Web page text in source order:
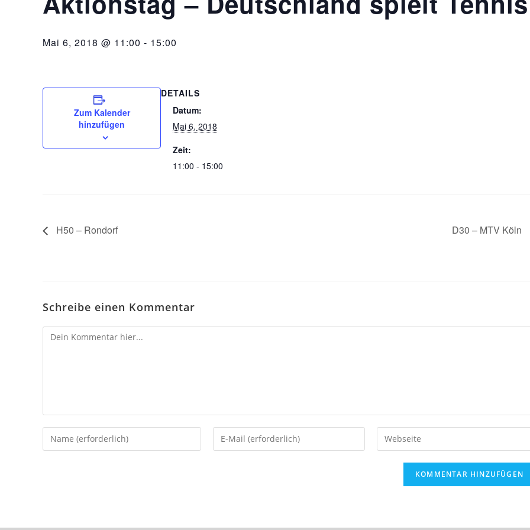
Mai 6, 2018 @ 11:00 - 15:00
Zum Kalender
hinzufügen
DETAILS
Datum:
Mai 6, 2018
Zeit:
11:00 - 15:00
H50 – Rondorf D30 – MTV Köln
Schreibe einen Kommentar